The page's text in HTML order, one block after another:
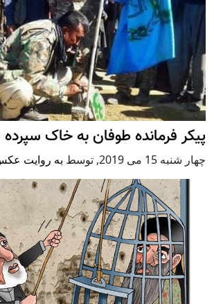
پیکر فرمانده طوفان به خاک
چهار شنبه 15 می 2019 , توسط به روایت